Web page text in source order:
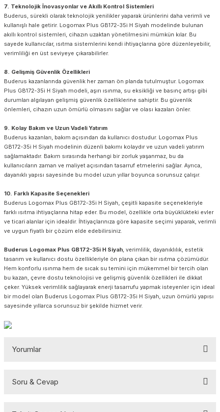
7. Teknolojik İnovasyonlar ve Akıllı Kontrol Sistemleri
Buderus, sürekli olarak teknolojik yenilikler yaparak ürünlerini daha verimli ve
kullanışlı hale getirir. Logomax Plus GB172-35i H Siyah modelinde bulunan
akıllı kontrol sistemleri, cihazın uzaktan yönetilmesini mümkün kılar. Bu
sayede kullanıcılar, ısıtma sistemlerini kendi ihtiyaçlarına göre düzenleyebilir,
verimliliği en üst seviyeye çıkarabilirler.
8. Gelişmiş Güvenlik Özellikleri
Buderus kazanlarında güvenlik her zaman ön planda tutulmuştur. Logomax
Plus GB172-35i H Siyah modeli, aşırı ısınma, su eksikliği ve basınç artışı gibi
durumları algılayan gelişmiş güvenlik özelliklerine sahiptir. Bu güvenlik
önlemleri, cihazın uzun ömürlü olmasını sağlar ve olası kazaları önler.
9. Kolay Bakım ve Uzun Vadeli Yatırım
Buderus kazanları, bakım açısından da kullanıcı dostudur. Logomax Plus
GB172-35i H Siyah modelinin düzenli bakımı kolaydır ve uzun vadeli yatırım
sağlamaktadır. Bakım sırasında herhangi bir zorluk yaşanmaz, bu da
kullanıcıların zaman ve maliyet açısından tasarruf etmelerini sağlar. Ayrıca,
dayanıklı yapısı sayesinde bu model uzun yıllar boyunca sorunsuz çalışır.
10. Farklı Kapasite Seçenekleri
Buderus Logomax Plus GB172-35i H Siyah, çeşitli kapasite seçenekleriyle
farklı ısıtma ihtiyaçlarına hitap eder. Bu model, özellikle orta büyüklükteki evler
ve ticari alanlar için idealdir. İhtiyaçlarınıza göre kapasite seçimi yaparak, verimli
ve uygun fiyatlı bir çözüm elde edebilirsiniz.
Buderus Logomax Plus GB172-35i H Siyah , verimlilik, dayanıklılık, estetik
tasarım ve kullanıcı dostu özellikleriyle ön plana çıkan bir ısıtma çözümüdür.
Hem konforlu ısınma hem de sıcak su temini için mükemmel bir tercih olan
bu kazan, çevre dostu teknolojisi ve gelişmiş güvenlik özellikleri ile dikkat
çeker. Yüksek verimlilik sağlayarak enerji tasarrufu yapmak isteyenler için ideal
bir model olan Buderus Logomax Plus GB172-35i H Siyah, uzun ömürlü yapısı
sayesinde yıllarca sorunsuz bir şekilde hizmet verir.
Yorumlar
Soru & Cevap